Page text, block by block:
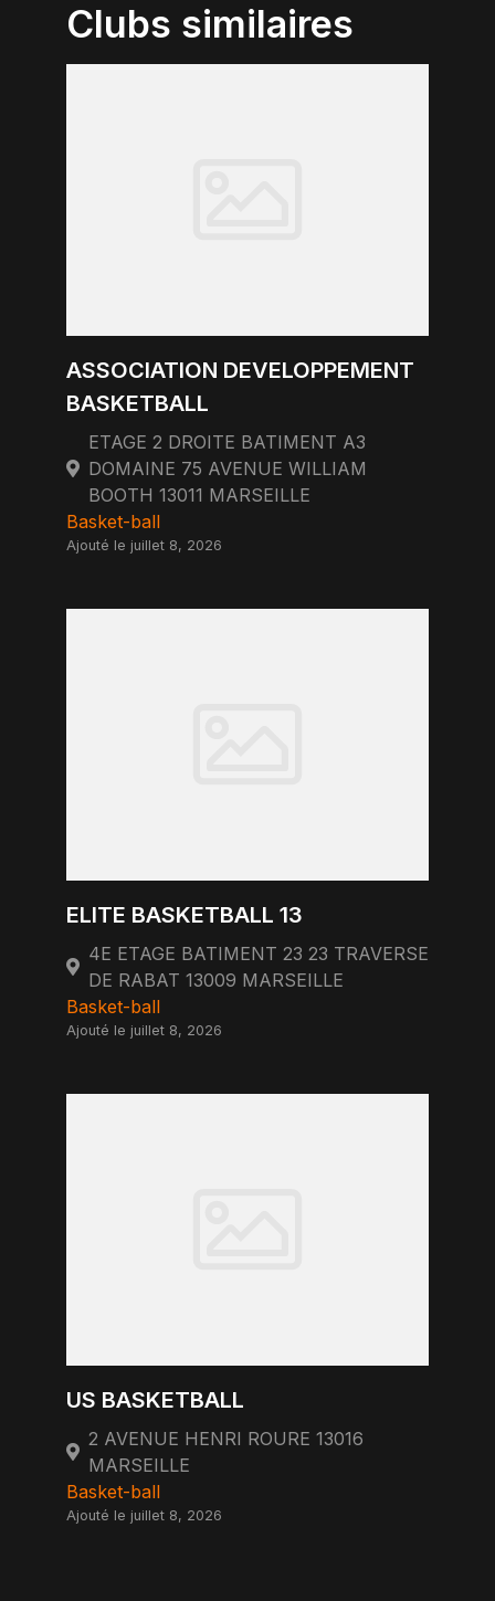
Clubs similaires
ASSOCIATION DEVELOPPEMENT
BASKETBALL
ETAGE 2 DROITE BATIMENT A3
DOMAINE 75 AVENUE WILLIAM
BOOTH 13011 MARSEILLE
Basket-ball
Ajouté le juillet 8, 2026
ELITE BASKETBALL 13
4E ETAGE BATIMENT 23 23 TRAVERSE
DE RABAT 13009 MARSEILLE
Basket-ball
Ajouté le juillet 8, 2026
US BASKETBALL
2 AVENUE HENRI ROURE 13016
MARSEILLE
Basket-ball
Ajouté le juillet 8, 2026